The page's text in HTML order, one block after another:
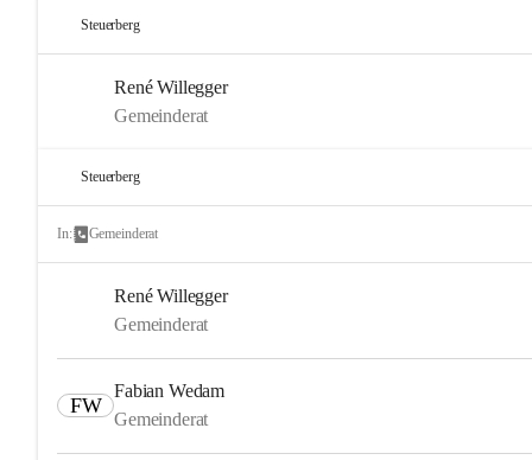
Steuerberg
René Willegger
Gemeinderat
Steuerberg
In: Gemeinderat
René Willegger
Gemeinderat
FW
Fabian Wedam
Gemeinderat